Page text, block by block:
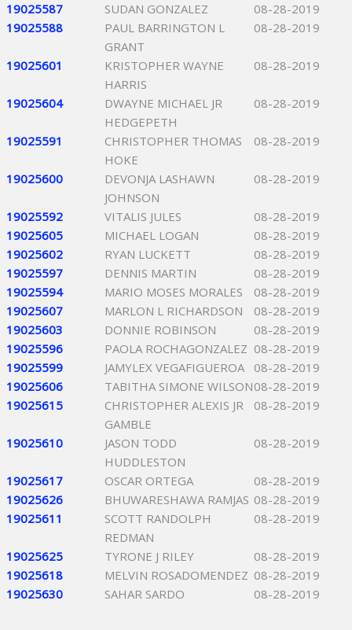
19025587
SUDAN GONZALEZ
08-28-2019
19025588
PAUL BARRINGTON L
GRANT
08-28-2019
19025601
KRISTOPHER WAYNE
HARRIS
08-28-2019
19025604
DWAYNE MICHAEL JR
HEDGEPETH
08-28-2019
19025591
CHRISTOPHER THOMAS
HOKE
08-28-2019
19025600
DEVONJA LASHAWN
JOHNSON
08-28-2019
19025592 VITALIS JULES
08-28-2019
19025605
MICHAEL LOGAN
08-28-2019
19025602
RYAN LUCKETT
08-28-2019
19025597
DENNIS MARTIN
08-28-2019
19025594
MARIO MOSES MORALES
08-28-2019
19025607
MARLON L RICHARDSON
08-28-2019
19025603
DONNIE ROBINSON
08-28-2019
19025596
PAOLA ROCHAGONZALEZ 08-28-2019
19025599
JAMYLEX VEGAFIGUEROA
08-28-2019
19025606
TABITHA SIMONE WILSON08-28-2019
19025615
CHRISTOPHER ALEXIS JR
GAMBLE
08-28-2019
19025610
JASON TODD
HUDDLESTON
08-28-2019
19025617 OSCAR ORTEGA
08-28-2019
19025626
BHUWARESHAWA RAMJAS 08-28-2019
19025611
SCOTT RANDOLPH
REDMAN
08-28-2019
19025625 TYRONE J RILEY
08-28-2019
19025618
MELVIN ROSADOMENDEZ 08-28-2019
19025630
SAHAR SARDO 08-28-2019